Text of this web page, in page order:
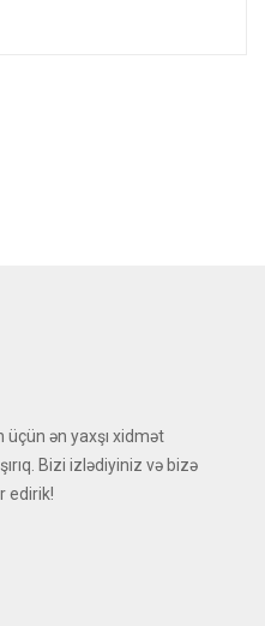
ən yaxşı xidmət
Bizi izlədiyiniz və bizə
edirik!